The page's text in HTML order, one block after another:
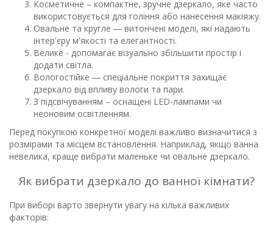
Косметичне – компактне, зручне дзеркало, яке часто
використовується для гоління або нанесення макіяжу.
Овальне та кругле ― витончені моделі, які надають
інтер'єру м'якості та елегантності.
Велике - допомагає візуально збільшити простір і
додати світла.
Вологостійке ― спеціальне покриття захищає
дзеркало від впливу вологи та пари.
З підсвічуванням – оснащені LED-лампами чи
неоновим освітленням.
Перед покупкою конкретної моделі важливо визначитися з
розмірами та місцем встановлення. Наприклад, якщо ванна
невелика, краще вибрати маленьке чи овальне дзеркало.
Як вибрати дзеркало до ванної кімнати?
При виборі варто звернути увагу на кілька важливих
факторів: